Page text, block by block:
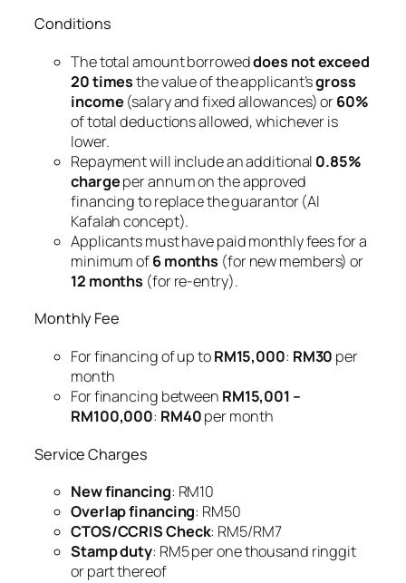
Conditions
The total amount borroweddoes not exceed
20 timesthe value of the applicant’sgross
income(salary and fixed allowances) or60%
of total deductions allowed, whichever is
lower.
Repayment will include an additional 0.85%
chargeper annum on the approved
financing to replace the guarantor (Al
Kafalah concept).
Applicants must have paid monthly fees for a
minimum of6 months (for new members) or
12 months (for re-entry).
Monthly Fee
For financing of up toRM15,000: RM30 per
month
For financing between RM15,001 –
RM100,000: RM40per month
Service Charges
New financing: RM10
Overlap financing: RM50
CTOS/CCRIS Check: RM5/RM7
Stamp duty: RM5 per one thousand ringgit
or part thereof